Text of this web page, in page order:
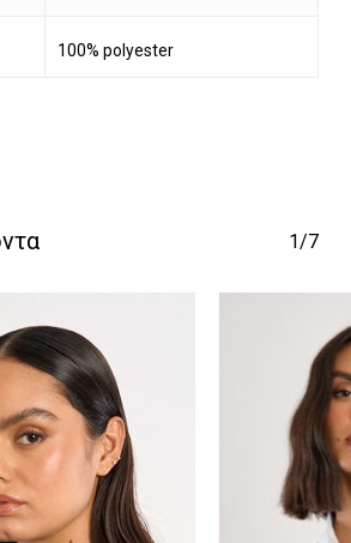
100% polyester
1/7